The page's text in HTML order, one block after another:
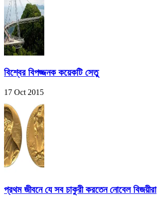
বিশ্বের বিপজ্জনক কয়েকটি সেতু
17 Oct 2015
প্রথম জীবনে যে সব চাকুরী করতেন নোবেল বিজয়ীরা